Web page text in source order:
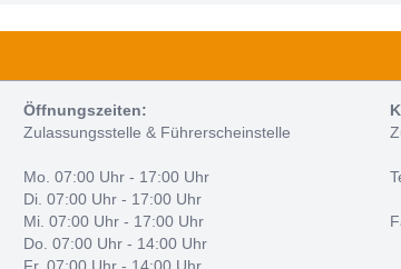
Öffnungszeiten:
Zulassungsstelle & Führerscheinstelle
Mo. 07:00 Uhr - 17:00 Uhr
Di. 07:00 Uhr - 17:00 Uhr
Mi. 07:00 Uhr - 17:00 Uhr
Do. 07:00 Uhr - 14:00 Uhr